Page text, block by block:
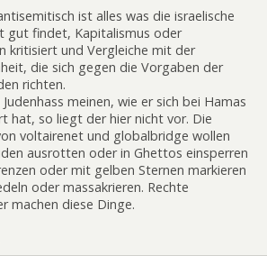
ist alles was die israelische
gut findet, Kapitalismus oder
kritisiert und Vergleiche mit der
die sich gegen die Vorgaben der
richten.
meinen, wie er sich bei Hamas
hat, so liegt der hier nicht vor. Die
voltairenet und globalbridge wollen
ausrotten oder in Ghettos einsperren
oder mit gelben Sternen markieren
oder massakrieren. Rechte
machen diese Dinge.